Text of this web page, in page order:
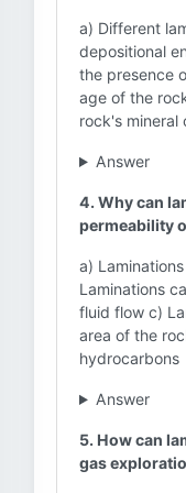
a) Different
depositional
the presence
age of the
rock's mineral
Answer
4. Why can
permeability
a)
Laminations
fluid flow c)
area of the
hydrocarbons
Answer
5. How can
gas